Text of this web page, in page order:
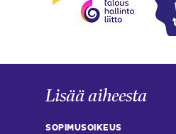
Lisää aiheesta
SOPIMUSOIKEUS